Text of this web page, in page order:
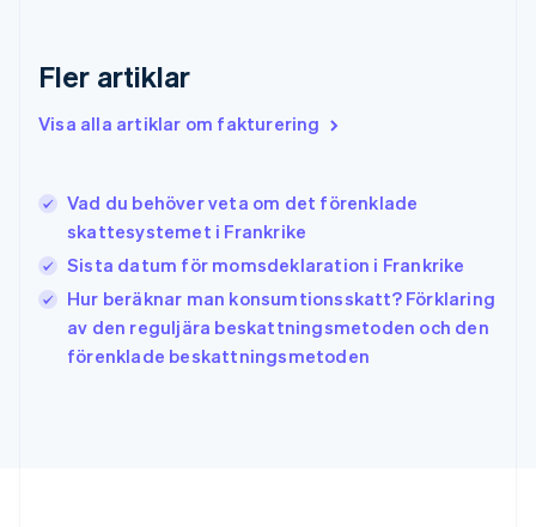
Fler artiklar
Visa alla artiklar om fakturering
Vad du behöver veta om det förenklade
skattesystemet i Frankrike
Sista datum för momsdeklaration i Frankrike
Hur beräknar man konsumtionsskatt? Förklaring
av den reguljära beskattningsmetoden och den
förenklade beskattningsmetoden
Hongkong SAR, Kina
English 简体中文
Indien
Italien
ItalianoEnglish
Japan
Kanada
EnglishFrançais
Kroatien